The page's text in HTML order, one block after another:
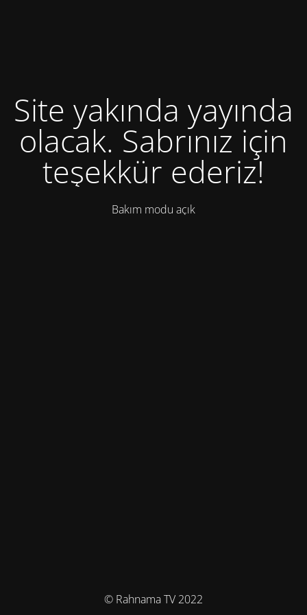
Site yakında yayında
olacak. Sabrınız için
teşekkür ederiz!
Bakım modu açık
© Rahnama TV 2022